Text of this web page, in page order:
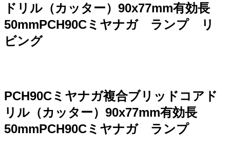
ドリル（カッター）90x77mm有効長
50mmPCH90Cミヤナガ ランプ リ
ビング
PCH90Cミヤナガ複合ブリッドコアド
リル（カッター）90x77mm有効長
50mmPCH90Cミヤナガ ランプ